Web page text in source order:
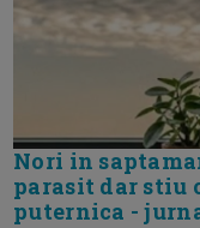
Nori in
parasit dar stiu
puternica -